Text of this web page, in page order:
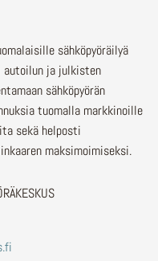
sähköpyöräilyä
autoilun ja julkisten
sähköpyörän
tuomalla markkinoille
sekä helposti
maksimoimiseksi.